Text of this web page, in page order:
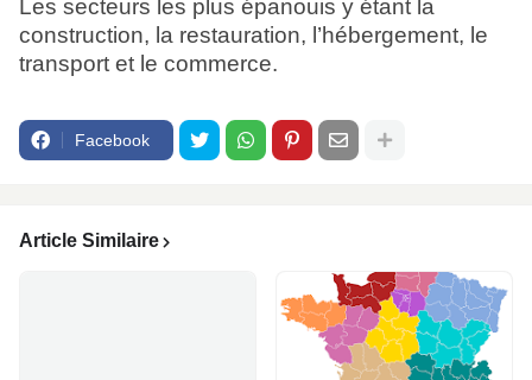
Les secteurs les plus épanouis y étant la
construction, la restauration, l’hébergement, le
transport et le commerce.
Facebook
Article Similaire